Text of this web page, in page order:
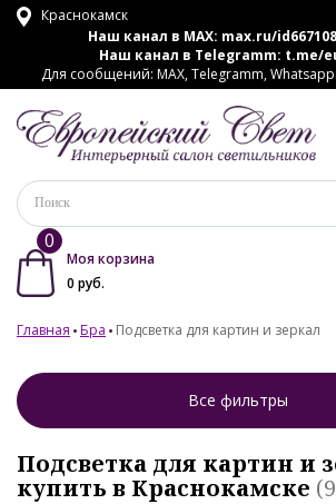
Краснокамск
Наш канал в MAX: max.ru/
Наш канал в Telegramm: t.me/
Для сообщений: MAX, Telegramm,
0
Моя корзина
0 руб.
Главная Бра Подсветка для картин и зеркал
Все фильтры
Подсветка для картин и
купить в Краснокамске